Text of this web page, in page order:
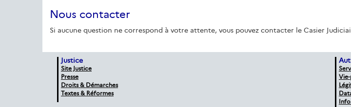
Nous contacter
Si aucune question ne correspond à votre attente, vous pouvez contacter le Casier
Justice
Site Justice
Presse
Droits & Démarches
Textes & Réformes